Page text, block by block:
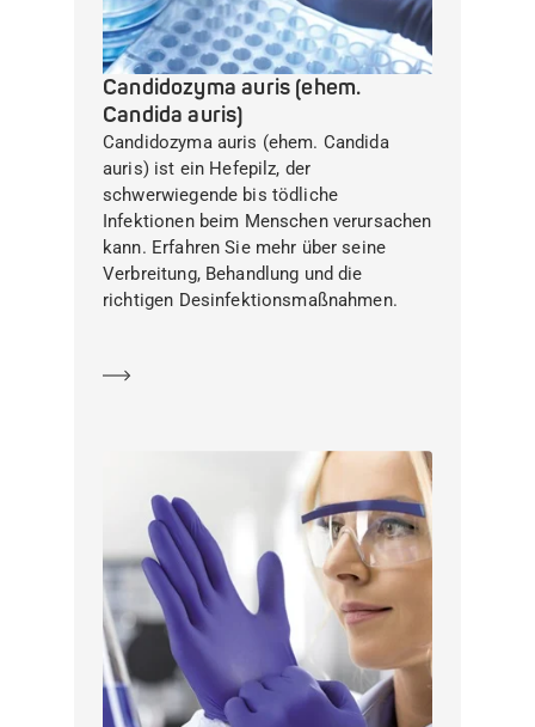
Candidozyma auris (ehem.
Candida auris)
Candidozyma auris (ehem. Candida
auris) ist ein Hefepilz, der
schwerwiegende bis tödliche
Infektionen beim Menschen verursachen
kann. Erfahren Sie mehr über seine
Verbreitung, Behandlung und die
richtigen Desinfektionsmaßnahmen.